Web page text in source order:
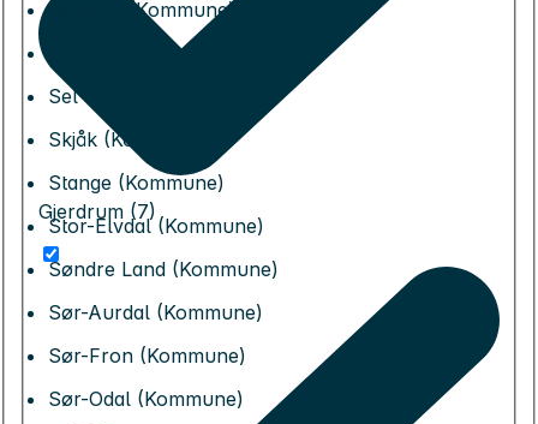
Ringebu (Kommune)
Ringsaker (Kommune)
Sel (Kommune)
Skjåk (Kommune)
Stange (Kommune)
Stor-Elvdal (Kommune)
Søndre Land (Kommune)
Sør-Aurdal (Kommune)
Sør-Fron (Kommune)
Sør-Odal (Kommune)
Gjerdrum (7)